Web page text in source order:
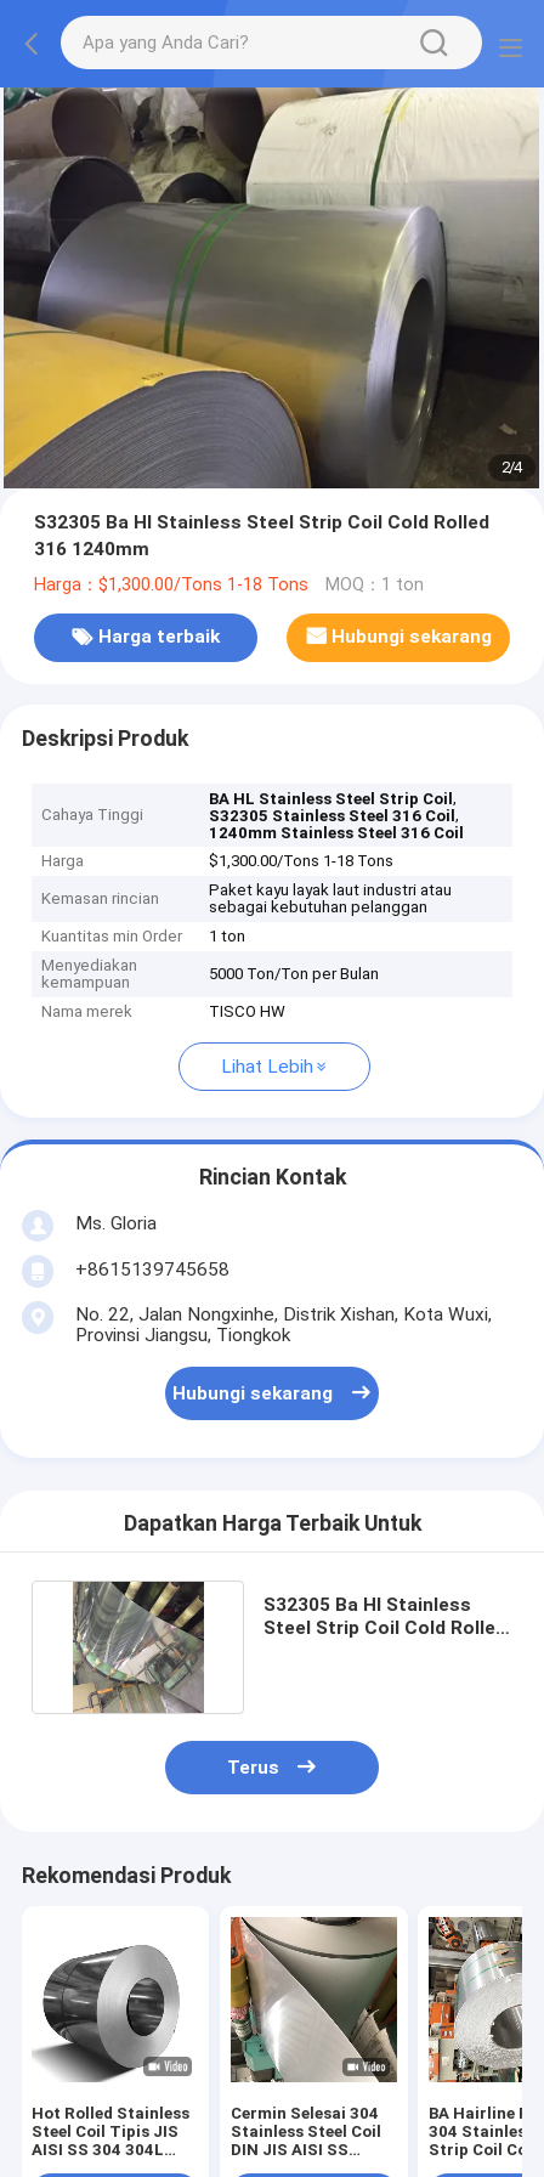
2/4
S32305 Ba Hl Stainless Steel Strip Coil Cold Rolled
316 1240mm
Harga：$1,300.00/Tons 1-18 Tons MOQ：1 ton
Harga terbaik Hubungi sekarang
Deskripsi Produk
Cahaya Tinggi
BA HL Stainless Steel Strip Coil,
S32305 Stainless Steel 316 Coil,
1240mm Stainless Steel 316 Coil
Harga
$1,300.00/Tons 1-18 Tons
Kemasan rincian
Paket kayu layak laut industri atau
sebagai kebutuhan pelanggan
Kuantitas min Order
1 ton
Menyediakan
kemampuan
5000 Ton/Ton per Bulan
Nama merek TISCO HW
Lihat Lebih
Rincian Kontak
Ms. Gloria
+8615139745658
No. 22, Jalan Nongxinhe, Distrik Xishan, Kota Wuxi,
Provinsi Jiangsu, Tiongkok
Hubungi sekarang
Dapatkan Harga Terbaik Untuk
S32305 Ba Hl Stainless
Steel Strip Coil Cold Rolled
Terus
Rekomendasi Produk
Hot Rolled Stainless
Steel Coil Tipis JIS
AISI SS 304 304L
Cermin Selesai 304
Stainless Steel Coil
DIN JIS AISI SS
BA Hairline
304 Stainless
Strip Coil